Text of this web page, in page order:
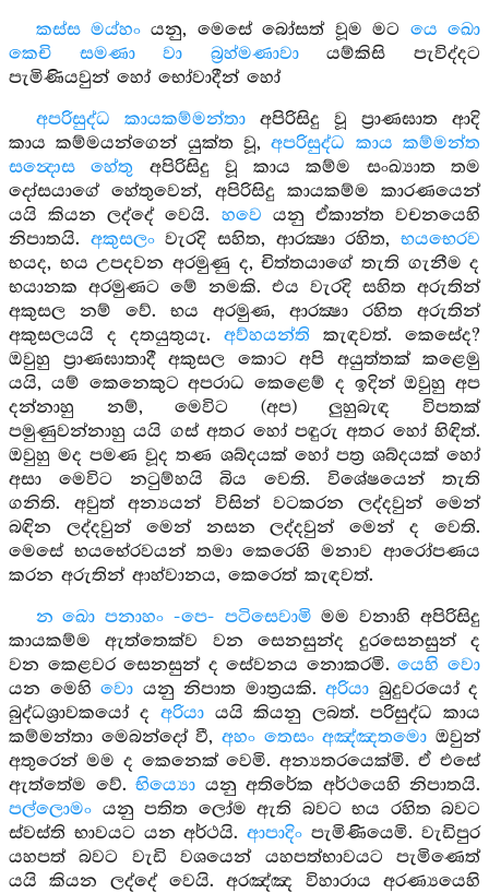
කස්ස මය්හංයනු, මෙසේ බෝසත් වූම මට යෙ ඛො
කෙචි සමණා වා බ්‍රහ්මණාවායම්කිසි පැවිද්දට
පැමිණියවුන් හෝ භෝවාදීන් හෝ
අපරිසුද්ධ කායකම්මන්තාඅපිරිසිදු වූ ප්‍රාණඝාත ආදි
කාය කම්මයන්ගෙන් යුක්ත වූ,අපරිසුද්ධ කාය කම්මන්ත
සන්‍දොස හේතු අපිරිසිදු වූ කාය කම්ම සංඛ්‍යාත තම
දෝසයාගේ හේතුවෙන්, අපිරිසිදු කායකම්ම කාරණයෙන්
යයි කියන ලද්දේ වෙයි. හවෙ යනු ඒකාන්ත වචනයෙහි
නිපාතයි. අකුසලංවැරදි සහිත, ආරක්‍ෂා රහිත,භයභෙරව
භයද, භය උපදවන අරමුණු ද, චිත්තයාගේ තැති ගැනීම ද
භයානක අරමුණට මේ නමකි. එය වැරදි සහිත අරුතින්
අකුසල නම් වේ. භය අරමුණ, ආරක්‍ෂා රහිත අරුතින්
අකුසලයයි ද දතයුතුයැ. අව්හයන්ති කැඳවත්. කෙසේද?
ඔවුහු ප්‍රාණඝාතාදී අකුසල කොට අපි අයුත්තක් කළෙමු
යයි, යම් කෙනෙකුට අපරාධ කෙළෙම් ද ඉදින් ඔවුහු අප
දන්නාහු නම්, මෙවිට (අප) ලුහුබැඳ විපතක්
පමුණුවන්නාහු යයි ගස් අතර හෝ පඳුරු අතර හෝ හිඳිත්.
ඔවුහු මද පමණ වූද තණ ශබ්දයක් හෝ පත්‍ර ශබ්දයක් හෝ
අසා මෙවිට නටුම්හයි බිය වෙති. විශේෂයෙන් තැති
ගනිති. අවුත් අන්‍යයන් විසින් වටකරන ලද්දවුන් මෙන්
බඳින ලද්දවුන් මෙන් නසන ලද්දවුන් මෙන් ද වෙති.
මෙසේ භයභේරවයන් තමා කෙරෙහි මනාව ආරෝපණය
කරන අරුතින් ආහ්වානය, කෙරෙත් කැඳවත්.
න ඛො පනාහං -පෙ- පටිසෙවාමි මම වනාහි අපිරිසිදු
කායකම්ම ඇත්තෙක්ව වන සෙනසුන්ද දුරසෙනසුන් ද
වන කෙළවර සෙනසුන් ද සේවනය නොකරමි.යෙහි වො
යන මෙහිවො යනු නිපාත මාත්‍රයකි.අරියා බුදුවරයෝ ද
බුද්ධශ්‍රාවකයෝ ද අරියායයි කියනු ලබත්. පරිසුද්ධ කාය
කම්මන්තා මෙබන්දෝ වී, අහං තෙසං අඤ්ඤතමො ඔවුන්
අතුරෙන් මම ද කෙනෙක් වෙමි. අන්‍යතරයෙක්මි. ඒ එසේ
ඇත්තේම වේ. භිය්‍යො යනු අතිරේක අර්ථයෙහි නිපාතයි.
පල්ලොමං යනු පතිත ලෝම ඇති බවට භය රහිත බවට
ස්වස්ති භාවයට යන අර්ථයි.ආපාදිං පැමිණියෙමි. වැඩිපුර
යහපත් බවට වැඩි වශයෙන් යහපත්භාවයට පැමිණෙත්
යයි කියන ලද්දේ වෙයි. අරඤ්ඤ විහාරාය අරණ්‍යයෙහි